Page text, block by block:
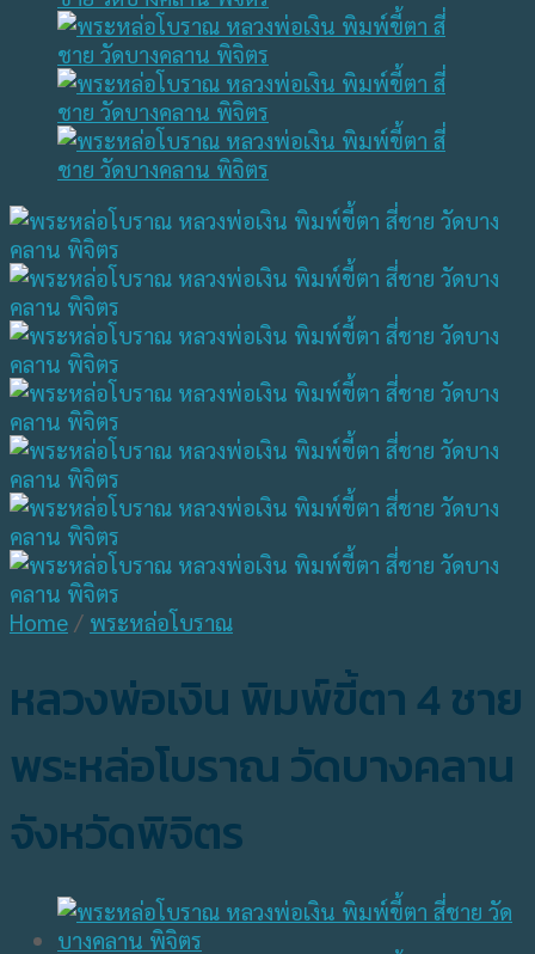
Home / พระหล่อโบราณ
หลวงพ่อเงิน พิมพ์ขี้ตา 4 ชาย
พระหล่อโบราณ วัดบางคลาน
จังหวัดพิจิตร